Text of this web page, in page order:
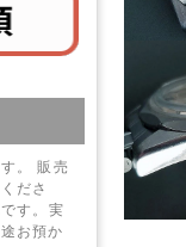
。 販売
ださ
す。実
お預か